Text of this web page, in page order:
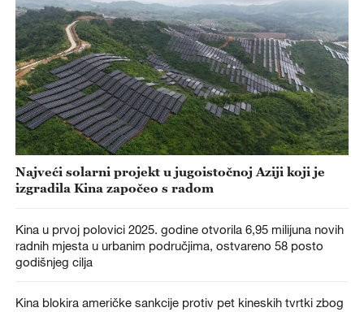
Najveći solarni projekt u jugoistočnoj Aziji koji je
izgradila Kina započeo s radom
Kina u prvoj polovici 2025. godine otvorila 6,95 milijuna novih
radnih mjesta u urbanim područjima, ostvareno 58 posto
godišnjeg cilja
Kina blokira američke sankcije protiv pet kineskih tvrtki zbog